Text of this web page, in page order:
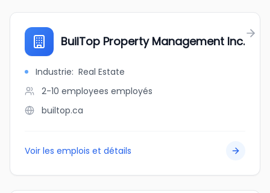
BuilTop Property Management Inc.
Industrie: Real Estate
2-10 employees employés
builtop.ca
Voir les emplois et détails